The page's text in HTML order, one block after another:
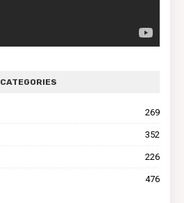
CATEGORIES
269
352
226
476